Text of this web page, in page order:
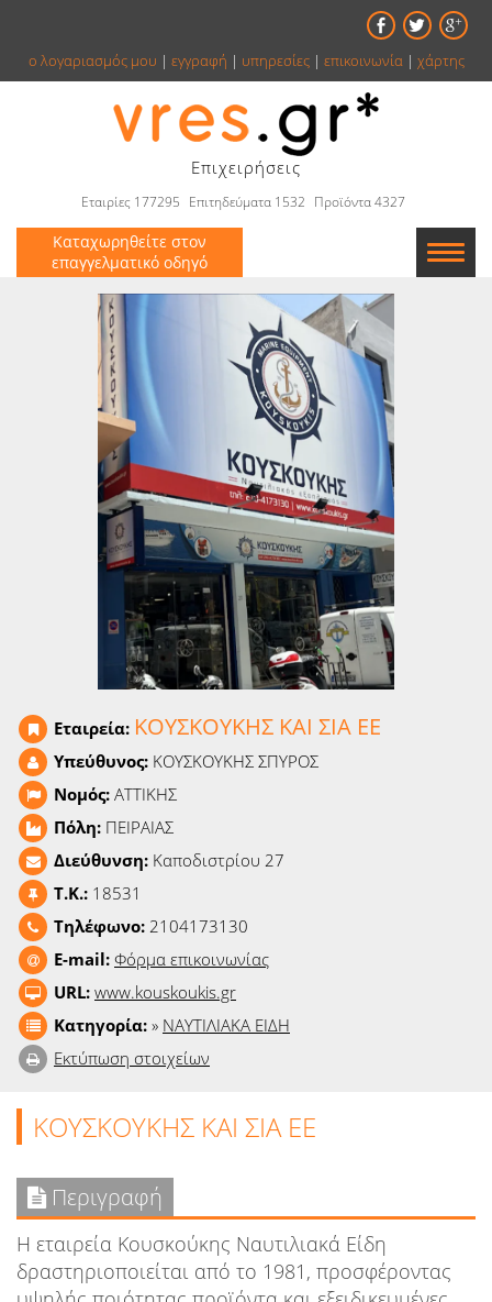
ο λογαριασμός μου | εγγραφή | υπηρεσίες| επικοινωνία| χάρτης
Επιχειρήσεις
Εταιρίες 177295 Επιτηδεύματα 1532 Προϊόντα 4327
Καταχωρηθείτε στον
επαγγελματικό οδηγό
Εταιρείες
Κατάλογος
Αγγελίες
Βιβλία
Ειδήσεις
Παιχνίδια
Ραδιόφωνο
Εταιρεία: ΚΟΥΣΚΟΥΚΗΣ ΚΑΙ ΣΙΑ ΕΕ
Υπεύθυνος: ΚΟΥΣΚΟΥΚΗΣ ΣΠΥΡΟΣ
Νομός: ΑΤΤΙΚΗΣ
Πόλη: ΠΕΙΡΑΙΑΣ
Διεύθυνση: Καποδιστρίου 27
T.K.: 18531
Τηλέφωνο: 2104173130
E-mail: Φόρμα επικοινωνίας
URL: www.kouskoukis.gr
Κατηγορία: » ΝΑΥΤΙΛΙΑΚΑ ΕΙΔΗ
Εκτύπωση στοιχείων
ΚΟΥΣΚΟΥΚΗΣ ΚΑΙ ΣΙΑ ΕΕ
Περιγραφή
Η εταιρεία Κουσκούκης Ναυτιλιακά Είδη
δραστηριοποιείται από το 1981, προσφέροντας